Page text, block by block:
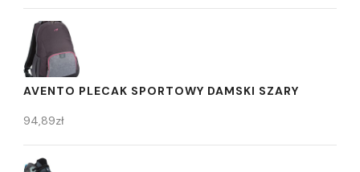
AVENTO PLECAK SPORTOWY DAMSKI SZARY
94,89zł